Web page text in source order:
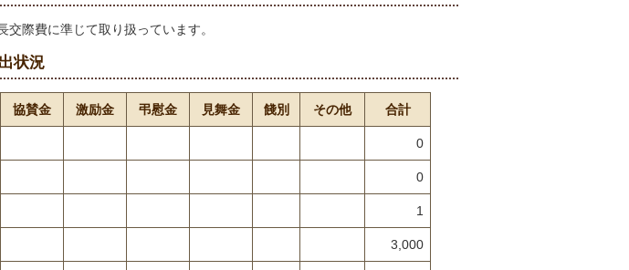
際費に準じて取り扱っています。
状況
協賛金 激励金 弔慰金 見舞金 餞別 その他 合計
0
0
1
3,000